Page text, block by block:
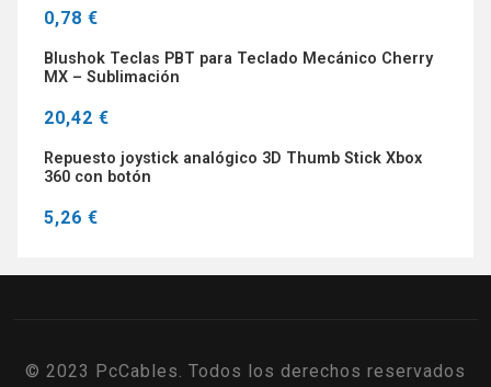
0,78 €
Blushok Teclas PBT para Teclado Mecánico Cherry
MX – Sublimación
20,42 €
Repuesto joystick analógico 3D Thumb Stick Xbox
360 con botón
5,26 €
© 2023 PcCables. Todos los derechos reservados